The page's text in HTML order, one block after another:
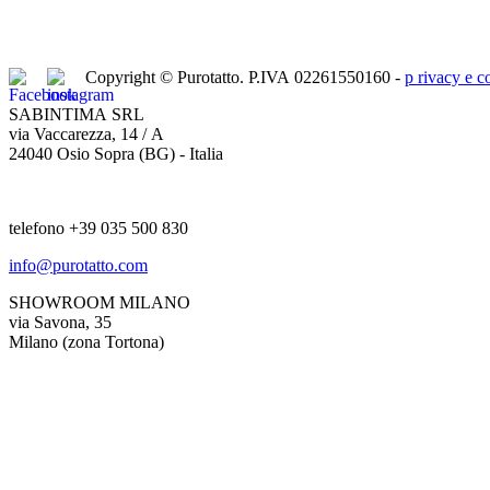
Copyright © Purotatto. P.IVA 02261550160 - p rivacy e
SABINTIMA SRL
via Vaccarezza, 14 / A
24040 Osio Sopra (BG) - Italia
telefono +39 035 500 830
info@purotatto.com
SHOWROOM MILANO
via Savona, 35
Milano (zona Tortona)